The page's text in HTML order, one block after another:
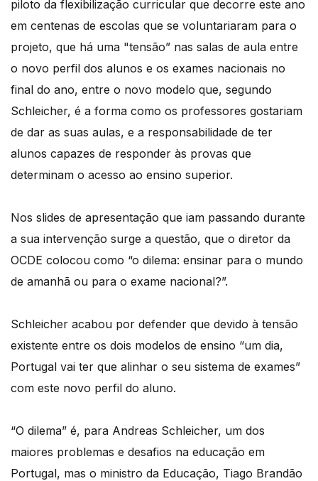
piloto da flexibilização curricular que decorre este ano
em centenas de escolas que se voluntariaram para o
projeto, que há uma "tensão” nas salas de aula entre
o novo perfil dos alunos e os exames nacionais no
final do ano, entre o novo modelo que, segundo
Schleicher, é a forma como os professores gostariam
de dar as suas aulas, e a responsabilidade de ter
alunos capazes de responder às provas que
determinam o acesso ao ensino superior.
Nos slides de apresentação que iam passando durante
a sua intervenção surge a questão, que o diretor da
OCDE colocou como “o dilema: ensinar para o mundo
de amanhã ou para o exame nacional?”.
Schleicher acabou por defender que devido à tensão
existente entre os dois modelos de ensino “um dia,
Portugal vai ter que alinhar o seu sistema de exames”
com este novo perfil do aluno.
“O dilema” é, para Andreas Schleicher, um dos
maiores problemas e desafios na educação em
Portugal, mas o ministro da Educação, Tiago Brandão